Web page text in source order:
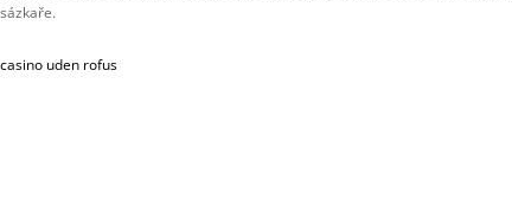
sázkaře.
casino uden rofus